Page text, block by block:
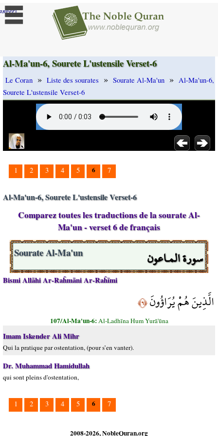
]
Al-Ma'un-6, Sourete L'ustensile Verset-6
Le Coran » Liste des sourates » Sourate Al-Ma'un » Al-Ma'un-6,
Sourete L'ustensile Verset-6
1 2 3 4 5 6 7
Al-Ma'un-6, Sourete L'ustensile Verset-6
Comparez toutes les traductions de la sourate Al-
Ma'un - verset 6 de français
سورة المـاعون Sourate Al-Ma'un
Bismi Allāhi Ar-Raĥmāni Ar-Raĥīmi
الَّذِينَ هُمْ يُرَاؤُونَ﴿٦﴾
107/Al-Ma'un-6:Al-Ladhīna Hum Yurā'ūna
Imam Iskender Ali Mihr
Qui la pratique par ostentation, (pour s’en vanter).
Dr. Muhammad Hamidullah
qui sont pleins d'ostentation,
1 2 3 4 5 6 7
2008-2026, NobleQuran.org